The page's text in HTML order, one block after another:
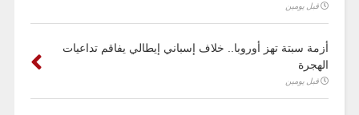
قبل يومين
أزمة سبتة تهز أوروبا.. خلاف إسباني إيطالي يفاقم تداعيات
الهجرة
قبل يومين